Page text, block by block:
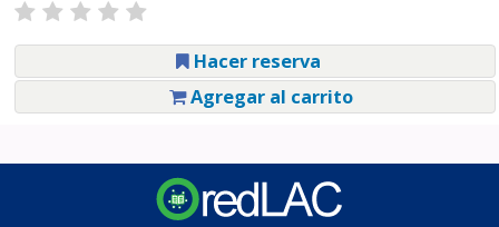
Hacer reserva
Agregar al carrito